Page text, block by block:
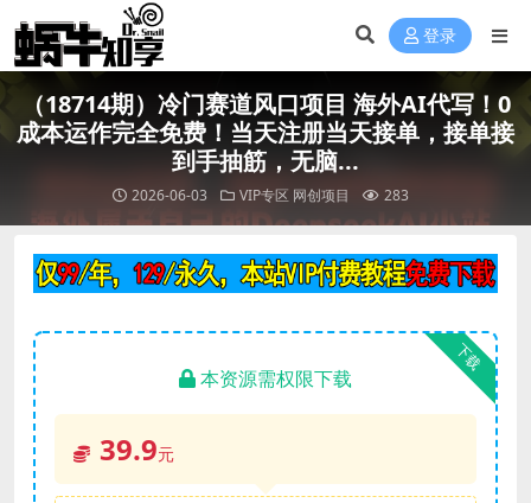
登录
（18714期）冷门赛道风口项目 海外AI代写！0
成本运作完全免费！当天注册当天接单，接单接
到手抽筋，无脑...
2026-06-03 VIP专区 网创项目 283
下载
本资源需权限下载
39.9元